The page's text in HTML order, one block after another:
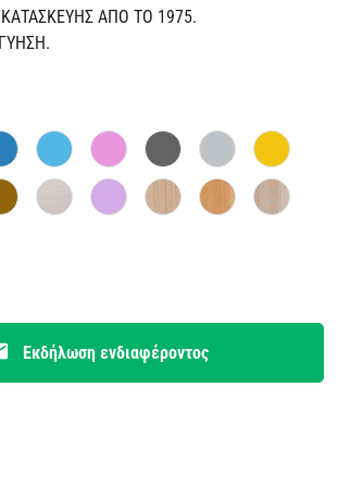
ΑΠΟ ΤΟ 1975.
Εκδήλωση ενδιαφέροντος